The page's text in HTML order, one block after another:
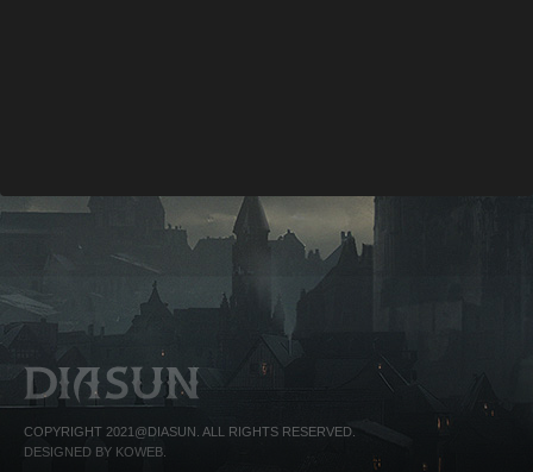
COPYRIGHT 2021@DIASUN. ALL RIGHTS RESERVED.
DESIGNED BY KOWEB.